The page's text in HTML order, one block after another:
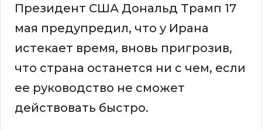
Президент США Дональд Трамп 17
мая предупредил, что у Ирана
истекает время, вновь пригрозив,
что страна останется ни с чем, если
ее руководство не сможет
действовать быстро.